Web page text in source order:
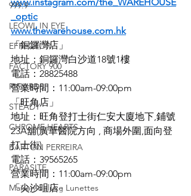
999.9
LEOWL IN EYE
EFFECTOR
FACTORY 900
RIGARDS
STEADY
CHROME HEARTS
BARTON PERREIRA
PARASITE
Maison deluxe Lunettes
_optic
www.thewarehouse.com.hk
「銅鑼灣店」
地址：銅鑼灣白沙道18號1樓
電話：28825488
營業時間：11:00am-09:00pm
「旺角店」
地址：旺角登打士街仁安大廈地下,鋪號
23A舖(廣華醫院方向 , 商場外圍,面向登
打士街)
電話：39565265
營業時間：11:00am-09:00pm
「尖沙咀店」